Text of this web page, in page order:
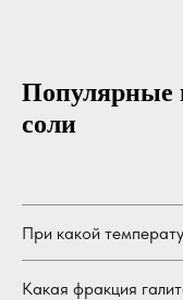
Популярные
соли
При какой
Какая фракция